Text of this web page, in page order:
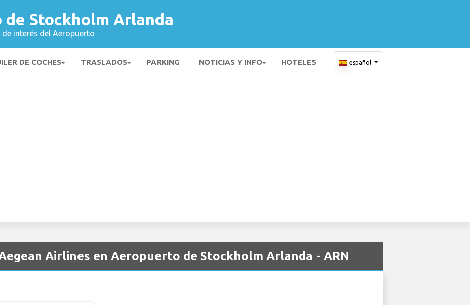
Stockholm Arlanda
interés del Aeropuerto
DE COCHES TRASLADOS PARKING NOTICIAS Y INFO HOTELES español
Airlines en Aeropuerto de Stockholm Arlanda - ARN